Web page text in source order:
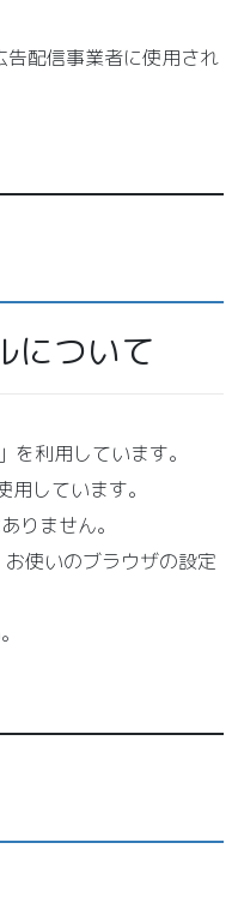
配信事業者に使用され
について
利用しています。
しています。
りません。
使いのブラウザの設定